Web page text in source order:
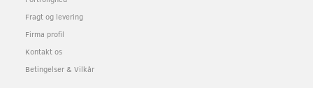
Fragt og levering
Firma profil
Kontakt os
Betingelser & Vilkår